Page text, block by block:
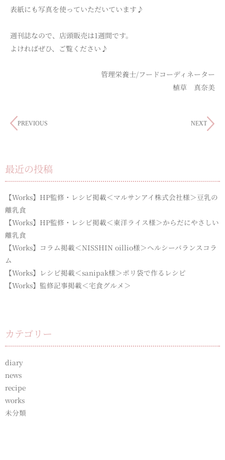
表紙にも写真を使っていただいています♪
週刊誌なので、店頭販売は1週間です。
よければぜひ、ご覧ください♪
管理栄養士/フードコーディネーター
植草 真奈美
PREVIOUS NEXT
最近の投稿
【Works】HP監修・レシピ掲載＜マルサンアイ株式会社様＞豆乳の
離乳食
【Works】HP監修・レシピ掲載＜東洋ライス様＞からだにやさしい
離乳食
【Works】コラム掲載＜NISSHIN oillio様＞ヘルシーバランスコラ
ム
【Works】レシピ掲載＜sanipak様＞ポリ袋で作るレシピ
【Works】監修記事掲載＜宅食グルメ＞
カテゴリー
diary
news
recipe
works
未分類